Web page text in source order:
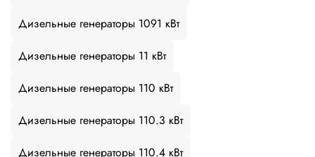
Дизельные генераторы 1091 кВт
Дизельные генераторы 11 кВт
Дизельные генераторы 110 кВт
Дизельные генераторы 110.3 кВт
Дизельные генераторы 110.4 кВт